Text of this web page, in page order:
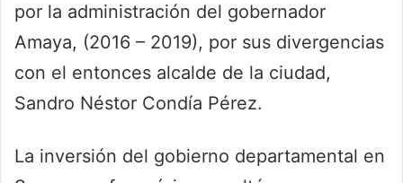
por la administración del gobernador
Amaya, (2016 – 2019), por sus divergencias
con el entonces alcalde de la ciudad,
Sandro Néstor Condía Pérez.
La inversión del gobierno departamental en